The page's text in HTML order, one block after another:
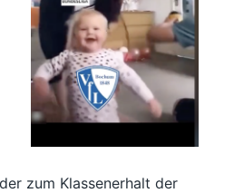
zum Klassenerhalt der